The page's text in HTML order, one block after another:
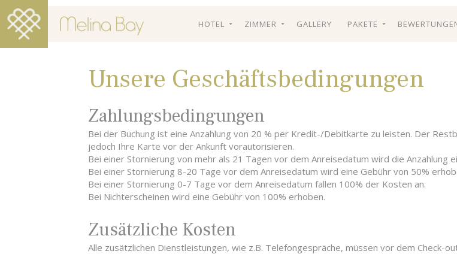
HOTEL ZIMMER GALLERY PAKETE
Hotel
Einrichtungen &
Dienstleistungen
Restaurant
Schwimmbad
Gallery
Zweibettzimmer mit
mit seitlichem Meerblick
Doppelzimmer mit Meerblick
Zweibettzimmer mit Meerblick
Doppelzimmer mit Zusatzbett
und seitlichem Meerblick
Doppelzimmer mit Zusatzbett
Suite
Paare
Besondere Anlässe
Über das Gebiet
Orte zum Besuchen
Wandern
Unsere Geschäftsbedingungen
Zahlungsbedingungen
Bei der Buchung ist eine Anzahlung von 20 % per Kredit-/Debitkarte zu leisten. Der
jedoch Ihre Karte vor der Ankunft vorautorisieren.
Bei einer Stornierung von mehr als 21 Tagen vor dem Anreisedatum wird die Anzahlung
Bei einer Stornierung 8-20 Tage vor dem Anreisedatum wird eine Gebühr von 50%
Bei einer Stornierung 0-7 Tage vor dem Anreisedatum fallen 100% der Kosten an.
Bei Nichterscheinen wird eine Gebühr von 100% erhoben.
Zusätzliche Kosten
Alle zusätzlichen Dienstleistungen, wie z.B. Telefongespräche, müssen vor dem Check-